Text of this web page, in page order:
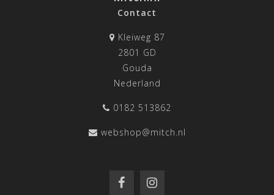
Contact
Kleiweg 87
2801 GD
Gouda
Nederland
0182 513862
webshop@mitch.nl